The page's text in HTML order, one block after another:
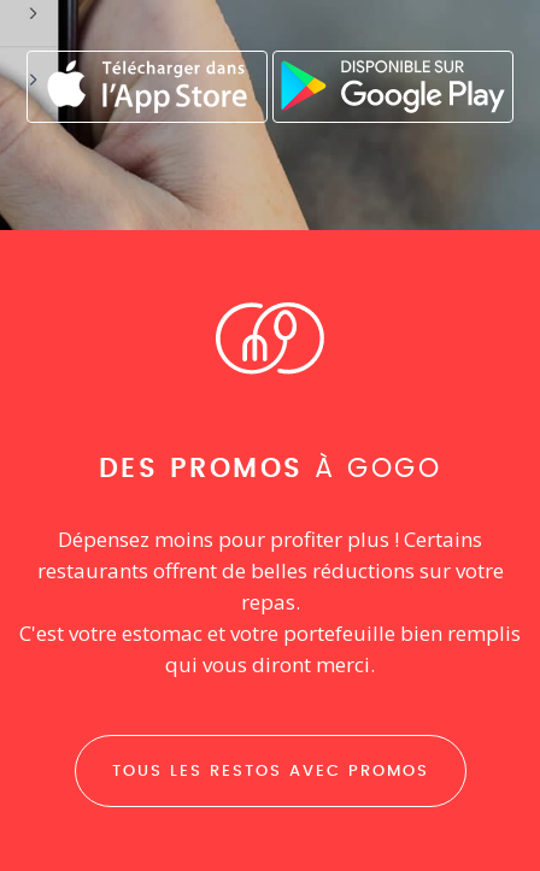
DES PROMOS À GOGO
Dépensez moins pour profiter plus ! Certains
restaurants offrent de belles réductions sur votre
repas.
C'est votre estomac et votre portefeuille bien remplis
qui vous diront merci.
TOUS LES RESTOS AVEC PROMOS